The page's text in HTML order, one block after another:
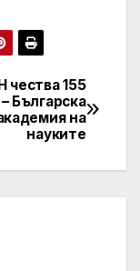
чества 155
Българска
на
науките